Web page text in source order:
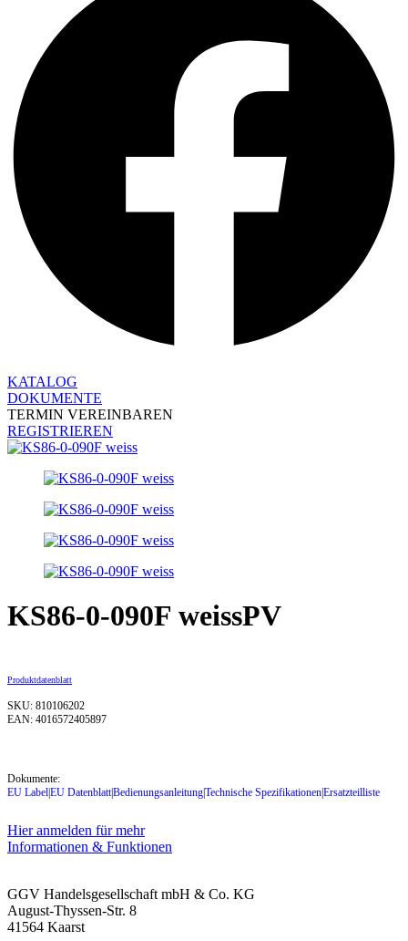
KATALOG
DOKUMENTE
TERMIN VEREINBAREN
REGISTRIEREN
KS86-0-090F weissPV
Produktdatenblatt
SKU: 810106202
EAN: 4016572405897
Dokumente:
EU Label|EU Datenblatt|Bedienungsanleitung|Technische Spezifikationen|Ersatzteilliste
Hier anmelden für mehr
Informationen & Funktionen
GGV Handelsgesellschaft mbH & Co. KG
August-Thyssen-Str. 8
41564 Kaarst